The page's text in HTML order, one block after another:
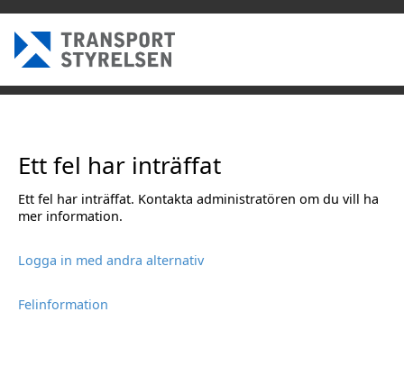
Ett fel har inträffat
Ett fel har inträffat. Kontakta administratören om du vill ha
mer information.
Logga in med andra alternativ
Felinformation